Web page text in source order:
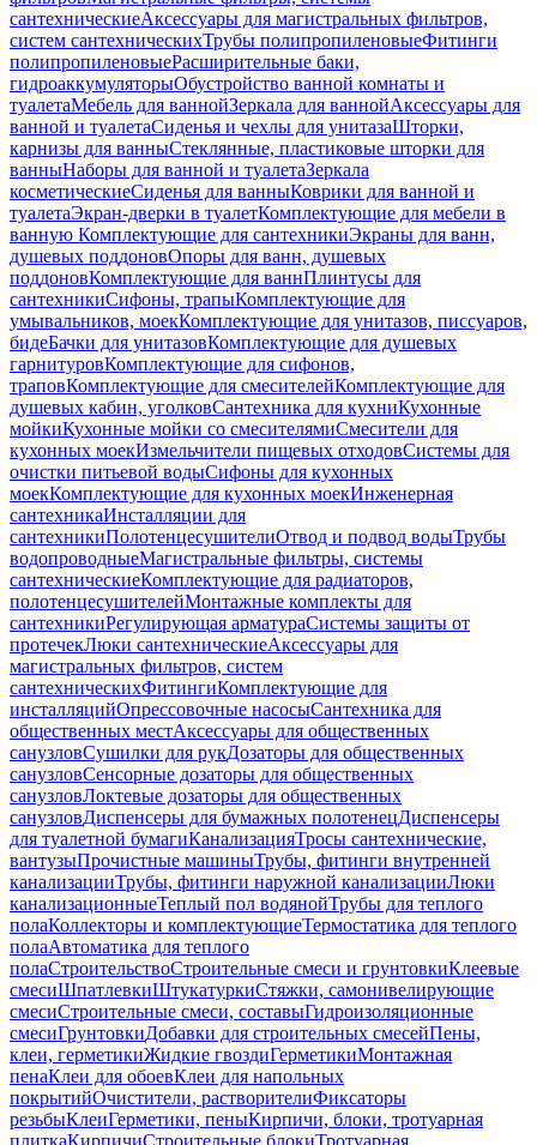
сантехническиеАксессуары для магистральных фильтров,
систем сантехническихТрубы полипропиленовыеФитинги
полипропиленовыеРасширительные баки,
гидроаккумуляторыОбустройство ванной комнаты и
туалетаМебель для ваннойЗеркала для ваннойАксессуары для
ванной и туалетаСиденья и чехлы для унитазаШторки,
карнизы для ванныСтеклянные, пластиковые шторки для
ванныНаборы для ванной и туалетаЗеркала
косметическиеСиденья для ванныКоврики для ванной и
туалетаЭкран-дверки в туалетКомплектующие для мебели в
ванную Комплектующие для сантехникиЭкраны для ванн,
душевых поддоновОпоры для ванн, душевых
поддоновКомплектующие для ваннПлинтусы для
сантехникиСифоны, трапыКомплектующие для
умывальников, моекКомплектующие для унитазов, писсуаров,
бидеБачки для унитазовКомплектующие для душевых
гарнитуровКомплектующие для сифонов,
траповКомплектующие для смесителейКомплектующие для
душевых кабин, уголковСантехника для кухниКухонные
мойкиКухонные мойки со смесителямиСмесители для
кухонных моекИзмельчители пищевых отходовСистемы для
очистки питьевой водыСифоны для кухонных
моекКомплектующие для кухонных моекИнженерная
сантехникаИнсталляции для
сантехникиПолотенцесушителиОтвод и подвод водыТрубы
водопроводныеМагистральные фильтры, системы
сантехническиеКомплектующие для радиаторов,
полотенцесушителейМонтажные комплекты для
сантехникиРегулирующая арматураСистемы защиты от
протечекЛюки сантехническиеАксессуары для
магистральных фильтров, систем
сантехническихФитингиКомплектующие для
инсталляцийОпрессовочные насосыСантехника для
общественных местАксессуары для общественных
санузловСушилки для рукДозаторы для общественных
санузловСенсорные дозаторы для общественных
санузловЛоктевые дозаторы для общественных
санузловДиспенсеры для бумажных полотенецДиспенсеры
для туалетной бумагиКанализацияТросы сантехнические,
вантузыПрочистные машиныТрубы, фитинги внутренней
канализацииТрубы, фитинги наружной канализацииЛюки
канализационныеТеплый пол водянойТрубы для теплого
полаКоллекторы и комплектующиеТермостатика для теплого
полаАвтоматика для теплого
полаСтроительствоСтроительные смеси и грунтовкиКлеевые
смесиШпатлевкиШтукатуркиСтяжки, самонивелирующие
смесиСтроительные смеси, составыГидроизоляционные
смесиГрунтовкиДобавки для строительных смесейПены,
клеи, герметикиЖидкие гвоздиГерметикиМонтажная
пенаКлеи для обоевКлеи для напольных
покрытийОчистители, растворителиФиксаторы
резьбыКлеиГерметики, пеныКирпичи, блоки, тротуарная
плиткаКирпичиСтроительные блокиТротуарная